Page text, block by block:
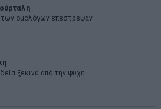
των ομολόγων επέστρεψαν
ξεκινά από την ψυχή…